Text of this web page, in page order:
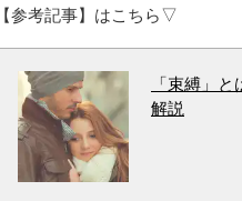
【参考記事】はこちら▽
「束縛」
解説